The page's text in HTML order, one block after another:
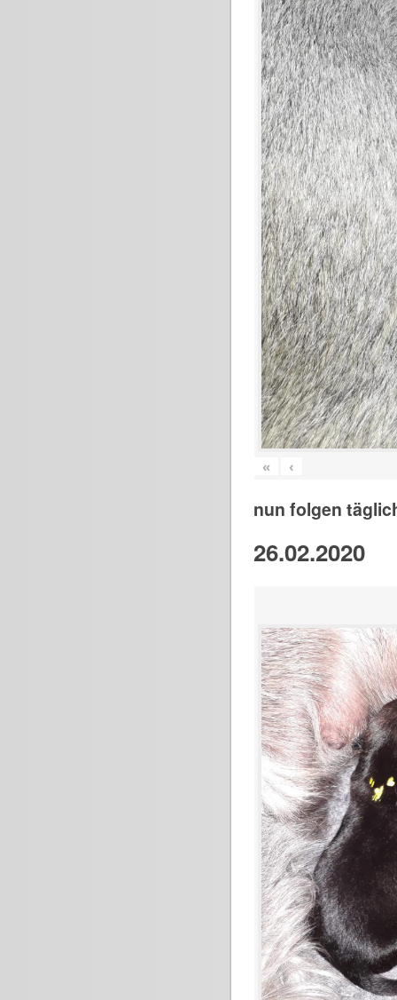
« ‹
nun folgen
26.02.2020